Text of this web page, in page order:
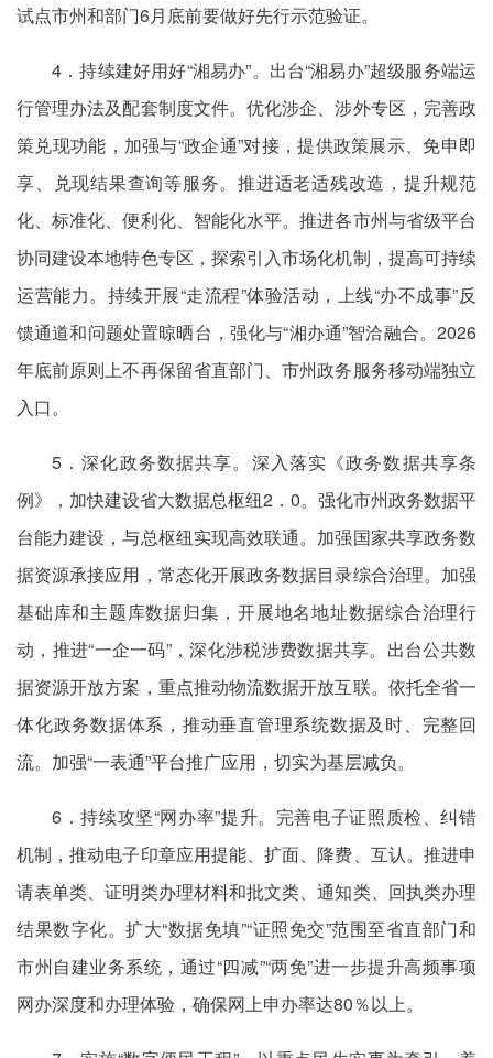
试点市州和部门6月底前要做好先行示范验证。
4．持续建好用好“湘易办”。出台“湘易办”超级服务端运
行管理办法及配套制度文件。优化涉企、涉外专区，完善政
策兑现功能，加强与“政企通”对接，提供政策展示、免申即
享、兑现结果查询等服务。推进适老适残改造，提升规范
化、标准化、便利化、智能化水平。推进各市州与省级平台
协同建设本地特色专区，探索引入市场化机制，提高可持续
运营能力。持续开展“走流程”体验活动，上线“办不成事”反
馈通道和问题处置晾晒台，强化与“湘办通”智洽融合。2026
年底前原则上不再保留省直部门、市州政务服务移动端独立
入口。
5．深化政务数据共享。深入落实《政务数据共享条
例》，加快建设省大数据总枢纽2．0。强化市州政务数据平
台能力建设，与总枢纽实现高效联通。加强国家共享政务数
据资源承接应用，常态化开展政务数据目录综合治理。加强
基础库和主题库数据归集，开展地名地址数据综合治理行
动，推进“一企一码”，深化涉税涉费数据共享。出台公共数
据资源开放方案，重点推动物流数据开放互联。依托全省一
体化政务数据体系，推动垂直管理系统数据及时、完整回
流。加强“一表通”平台推广应用，切实为基层减负。
6．持续攻坚“网办率”提升。完善电子证照质检、纠错
机制，推动电子印章应用提能、扩面、降费、互认。推进申
请表单类、证明类办理材料和批文类、通知类、回执类办理
结果数字化。扩大“数据免填”“证照免交”范围至省直部门和
市州自建业务系统，通过“四减”“两免”进一步提升高频事项
网办深度和办理体验，确保网上申办率达80％以上。